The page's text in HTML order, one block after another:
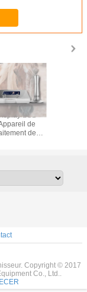
LCD
de
des
Copyright © 2017
Co., Ltd..
ECER